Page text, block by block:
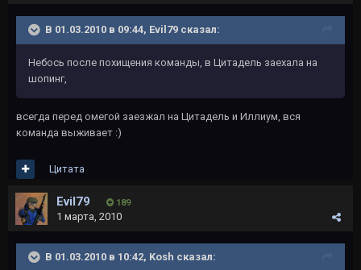
В 01.03.2010 в 09:44, Evil79 сказал:
Небось после похищения команды, в Цитадель заехала на
шопинг,
всегда перед омегой заезжал на Цитадель и Иллиум, вся
команда выживает :)
Цитата
Evil79 189
1 марта, 2010
В 01.03.2010 в 10:42, Kosh сказал: